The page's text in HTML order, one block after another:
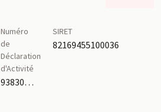
Numéro
de
Déclaration
d'Activité
93830758583
SIRET
82169455100036